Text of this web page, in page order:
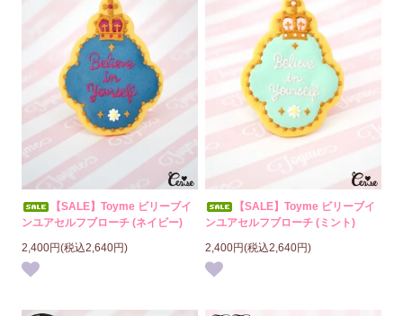
【SALE】Toyme ビリーブイ
ンユアセルフブローチ (ネイビー)
2,400円(税込2,640円)
【SALE】Toyme ビリーブイ
ンユアセルフブローチ (ミント)
2,400円(税込2,640円)